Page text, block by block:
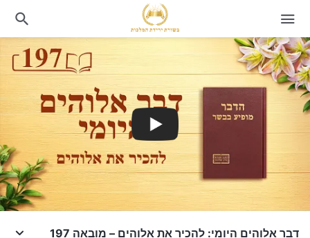
דבר אלוהים היומי: להכיר את אלוהים – מובאה 197